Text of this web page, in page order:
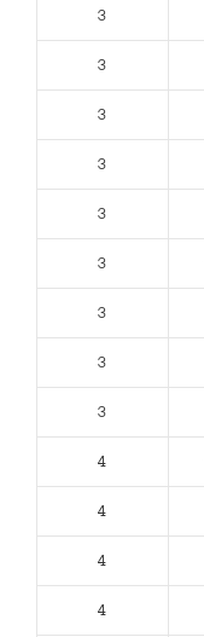
3
3
3
3
3
3
3
3
3
4
4
4
4